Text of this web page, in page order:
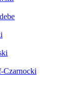
Czarnocki